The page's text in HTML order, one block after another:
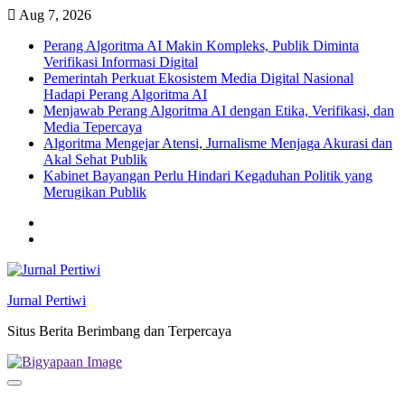
Skip
content
Aug 7, 2026
Perang Algoritma AI Makin Kompleks, Publik Diminta
Verifikasi Informasi Digital
Pemerintah Perkuat Ekosistem Media Digital Nasional
Hadapi Perang Algoritma AI
Menjawab Perang Algoritma AI dengan Etika, Verifikasi, dan
Media Tepercaya
Algoritma Mengejar Atensi, Jurnalisme Menjaga Akurasi dan
Akal Sehat Publik
Kabinet Bayangan Perlu Hindari Kegaduhan Politik yang
Merugikan Publik
Jurnal Pertiwi
Situs Berita Berimbang dan Terpercaya